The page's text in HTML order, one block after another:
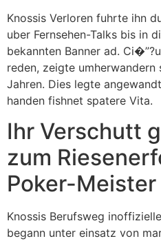
Knossis Verloren fuhrte ihn
uber Fernsehen-Talks bis in
bekannten Banner ad.
reden, zeigte umherwandern
Jahren. Dies legte
handen fishnet spatere Vita.
Ihr Verschutt
zum
Poker-Meister
Knossis Berufsweg
begann unter einsatz von